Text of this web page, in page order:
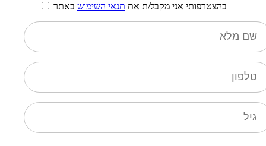
בהצטרפותי אני מקבל/ת את תנאי השימוש באתר